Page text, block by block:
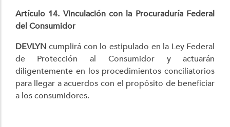
Artículo 14. Vinculación con la Procuraduría Federal
del Consumidor
DEVLYN cumplirá con lo estipulado en la Ley Federal
de Protección al Consumidor y actuarán
diligentemente en los procedimientos conciliatorios
para llegar a acuerdos con el propósito de beneficiar
a los consumidores.